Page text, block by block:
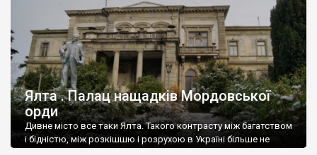
Ялта . Палац нащадків Мордовської
орди
Дивне місто все таки Ялта. Такого контрасту між багатством
і бідністю, між розкішшю і розрухою в Україні більше не